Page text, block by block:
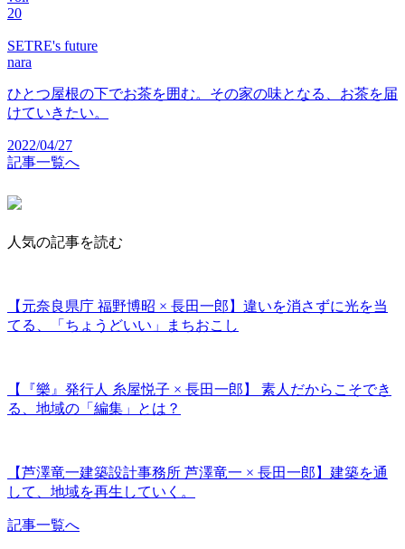
20
SETRE's future
nara
ひとつ屋根の下でお茶を囲む。その家の味となる、お茶を届
けていきたい。
2022/04/27
記事一覧へ
人気の記事を読む
【元奈良県庁 福野博昭 × 長田一郎】違いを消さずに光を当
てる、「ちょうどいい」まちおこし
【『樂』発行人 糸屋悦子 × 長田一郎】 素人だからこそでき
る、地域の「編集」とは？
【芦澤竜一建築設計事務所 芦澤竜一 × 長田一郎】建築を通
して、地域を再生していく。
記事一覧へ